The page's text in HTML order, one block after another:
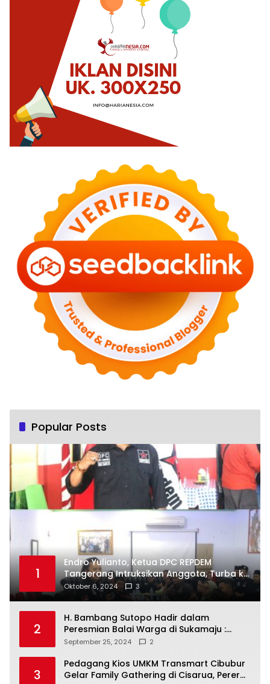
Popular Posts
1
Endro Yulianto, Ketua DPC REPDEM
Tangerang Intruksikan Anggota, Turba ke
Masyarakat Dan Jalani Apa Yang di
Putuskan RAKERCABSUS
Oktober 6, 2024 3
2
H. Bambang Sutopo Hadir dalam
Peresmian Balai Warga di Sukamaju :
Wadah Baru untuk Kolaborasi dan
September 25, 2024 2
3
Pedagang Kios UMKM Transmart Cibubur
Gelar Family Gathering di Cisarua, Pererat